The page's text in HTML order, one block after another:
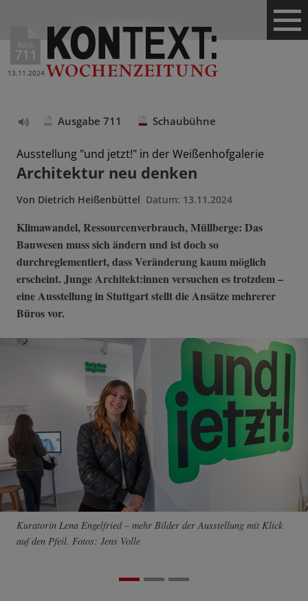
Ausg.
711
13.11.2024
vorlesen
Ausgabe 711 Schaubühne
Ausstellung "und jetzt!" in der Weißenhofgalerie
Architektur neu denken
Von Dietrich Heißenbüttel Datum: 13.11.2024
Klimawandel, Ressourcenverbrauch, Müllberge: Das
Bauwesen muss sich ändern und ist doch so
durchreglementiert, dass Veränderung kaum möglich
erscheint. Junge Architekt:innen versuchen es trotzdem –
eine Ausstellung in Stuttgart stellt die Ansätze mehrerer
Büros vor.
Kuratorin Lena Engelfried – mehr Bilder der Ausstellung mit Klick
auf den Pfeil. Fotos: Jens Volle